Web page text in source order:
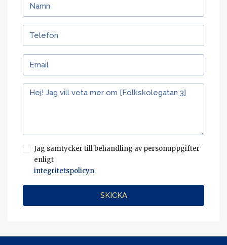
Jag samtycker till behandling av personuppgifter
enligt
integritetspolicyn
SKICKA